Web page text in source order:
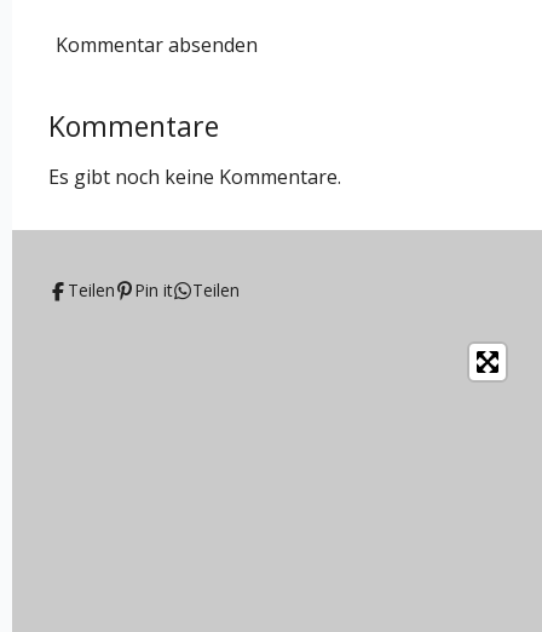
Kommentar absenden
Kommentare
Es gibt noch keine Kommentare.
Teilen Pin it Teilen